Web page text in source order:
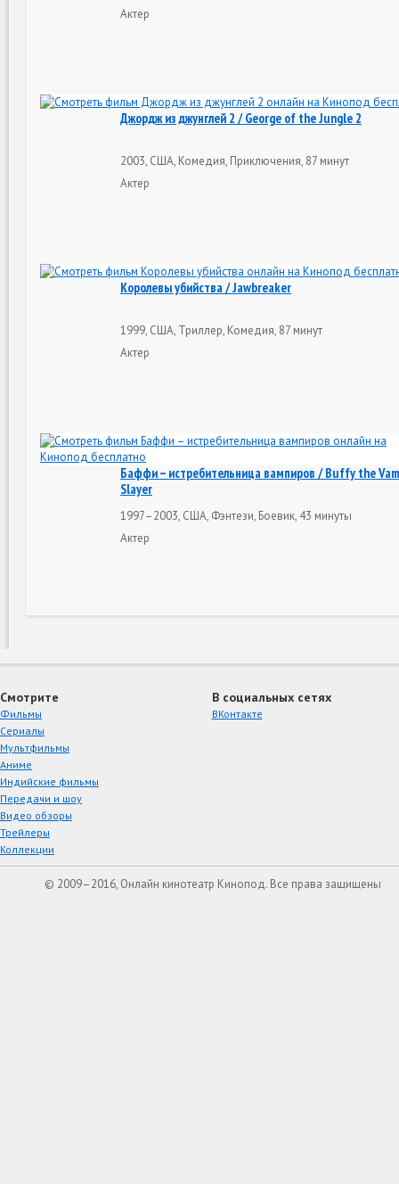
Актер
Джордж из джунглей 2 / George of the Jungle 2
2003, США, Комедия, Приключения, 87 минут
Актер
Королевы убийства / Jawbreaker
1999, США, Триллер, Комедия, 87 минут
Актер
Баффи – истребительница вампиров / Buffy the
Slayer
1997–2003, США, Фэнтези, Боевик, 43 минуты
Актер
Смотрите
Фильмы
Сериалы
Мультфильмы
Аниме
Индийские фильмы
Передачи и шоу
Видео обзоры
Трейлеры
Коллекции
В социальных сетях
ВКонтакте
© 2009–2016, Онлайн кинотеатр Кинопод. Все права защищены